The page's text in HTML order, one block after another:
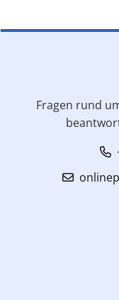
Fragen rund